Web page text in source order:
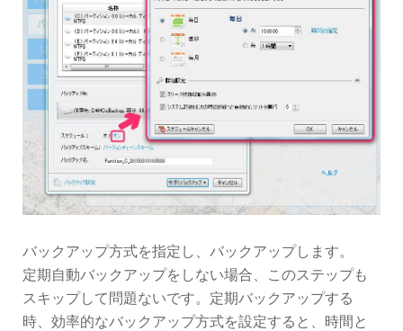
バックアップ方式を指定し、バックアップします。
定期自動バックアップをしない場合、このステップも
スキップして問題ないです。定期バックアップする
時、効率的なバックアップ方式を設定すると、時間と